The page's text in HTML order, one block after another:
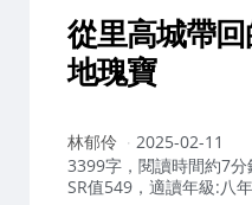
從里高城帶
地瑰寶
作
者：
林郁伶
2025-02-11
3399字，閱讀時間約7分
SR值549，適讀年級:八